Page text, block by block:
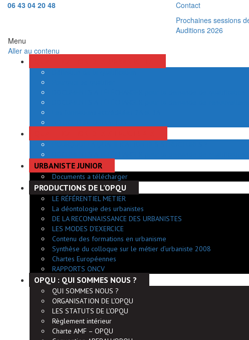
06 43 04 20 48 Contact
Prochaines sessions
Auditions 2026
Menu
Aller au contenu
URBANISTE JUNIOR
Documents a télécharger
PRODUCTIONS DE L’OPQU
LE RÉFÉRENTIEL METIER
La déontologie des urbanistes
DE LA RECONNAISSANCE DES URBANISTES
LES MODES D’EXERCICE
Contenu des formations en urbanisme
Synthèse du colloque sur le métier d’urbaniste 2008
Chartes Européennes
RAPPORTS ONCV
OPQU : QUI SOMMES NOUS ?
QUI SOMMES NOUS ?
ORGANISATION DE L’OPQU
LES STATUTS DE L’OPQU
Règlement intérieur
Charte AMF – OPQU